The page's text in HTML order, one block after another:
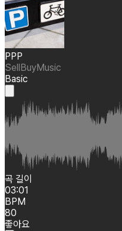
PPP
SellBuyMusic
Basic
곡 길이
03:01
BPM
80
좋아요